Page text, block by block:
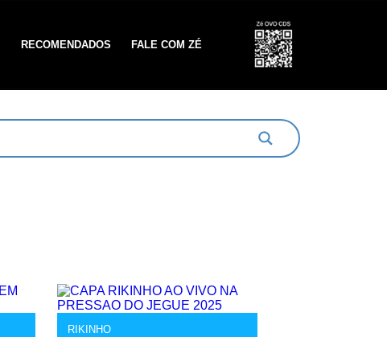
RECOMENDADOS FALE COM ZÉ
RIKINHO